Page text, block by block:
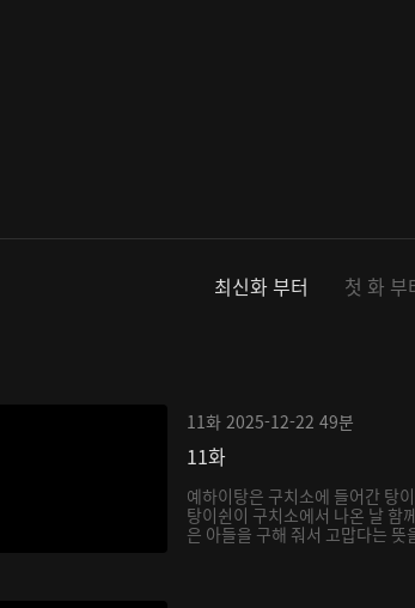
최신화 부터 첫 화 부
11화 2025-12-22 49분
11화
예하이탕은 구치소에 들어간 탕
탕이쉰이 구치소에서 나온 날 함
은 아들을 구해 줘서 고맙다는